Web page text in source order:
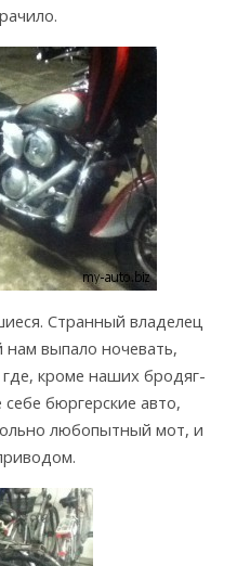
Странный владелец
выпало ночевать,
кроме наших бродяг-
бюргерские авто,
любопытный мот, и